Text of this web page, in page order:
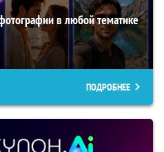
в любой тематике
ПОДРОБНЕЕ